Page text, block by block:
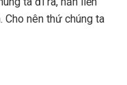
nên thứ chúng ta